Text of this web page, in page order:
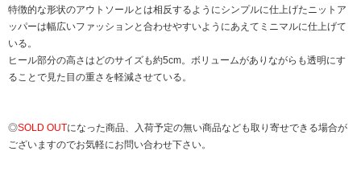
特徴的な形状のアウトソールとは相反するようにシンプルに仕上げたニットア
ッパーは幅広いファッションと合わせやすいようにあえてミニマルに仕上げて
いる。
ヒール部分の高さはどのサイズも約5cm。ボリュームがありながらも透明にす
ることで見た目の重さを軽減させている。
◎SOLD OUTになった商品、入荷予定の無い商品なども取り寄せできる場合が
ございますのでお気軽にお問い合わせ下さい。